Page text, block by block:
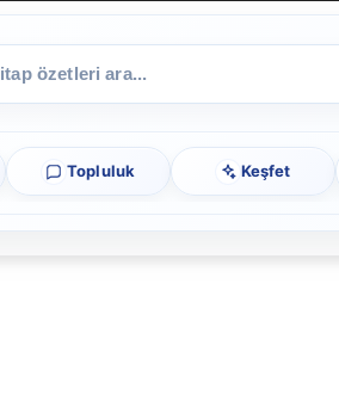
Topluluk Keşfet